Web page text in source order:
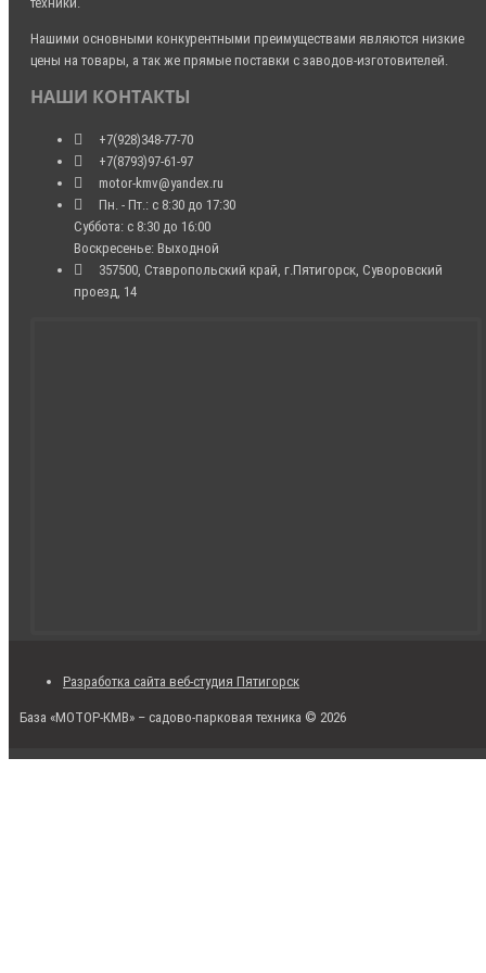
Нашими основными конкурентными преимуществами являются низкие
цены на товары, а так же прямые поставки с заводов-изготовителей.
НАШИ КОНТАКТЫ
+7(928)348-77-70
+7(8793)97-61-97
motor-kmv@yandex.ru
Пн. - Пт.: с 8:30 до 17:30
Суббота: с 8:30 до 16:00
Воскресенье: Выходной
357500, Ставропольский край, г.Пятигорск, Суворовский
проезд, 14
Разработка сайта веб-студия Пятигорск
База «МОТОР-КМВ» – садово-парковая техника © 2026